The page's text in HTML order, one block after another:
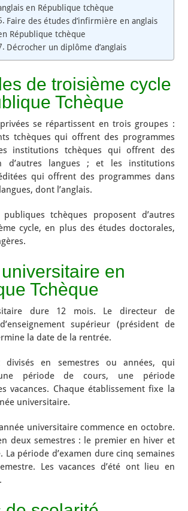
en République tchèque
Faire des études d’infirmière en anglais
République tchèque
Décrocher un diplôme d’anglais
de troisième cycle
Tchèque
se répartissent en trois groupes :
tchèques qui offrent des programmes
institutions tchèques qui offrent des
d’autres langues ; et les institutions
qui offrent des programmes dans
dont l’anglais.
tchèques proposent d’autres
cycle, en plus des études doctorales,
universitaire en
Tchèque
dure 12 mois. Le directeur de
d’enseignement supérieur (président de
la date de la rentrée.
divisés en semestres ou années, qui
période de cours, une période
vacances. Chaque établissement fixe la
universitaire.
universitaire commence en octobre.
deux semestres : le premier en hiver et
La période d’examen dure cinq semaines
Les vacances d’été ont lieu en